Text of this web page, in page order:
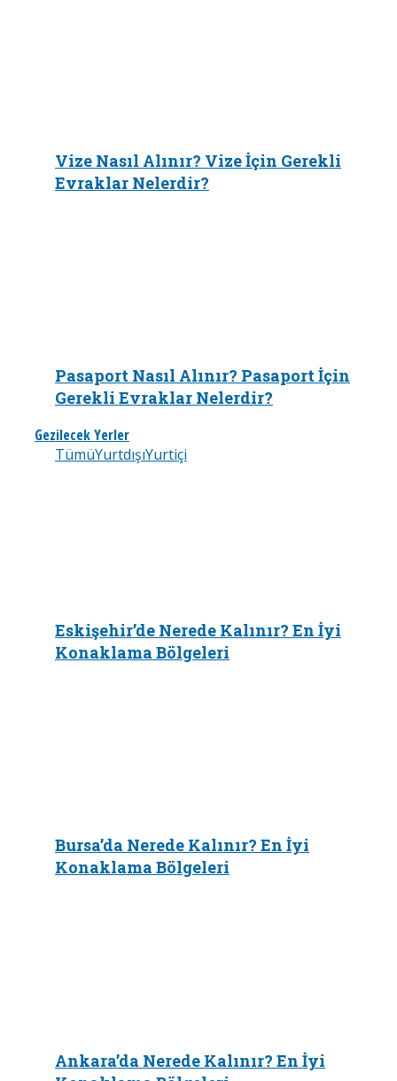
Vize Nasıl Alınır? Vize İçin Gerekli
Evraklar Nelerdir?
Pasaport Nasıl Alınır? Pasaport İçin
Gerekli Evraklar Nelerdir?
Gezilecek Yerler
TümüYurtdışıYurtiçi
Eskişehir’de Nerede Kalınır? En İyi
Konaklama Bölgeleri
Bursa’da Nerede Kalınır? En İyi
Konaklama Bölgeleri
Ankara’da Nerede Kalınır? En İyi